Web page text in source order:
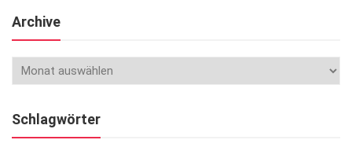
Archive
Schlagwörter